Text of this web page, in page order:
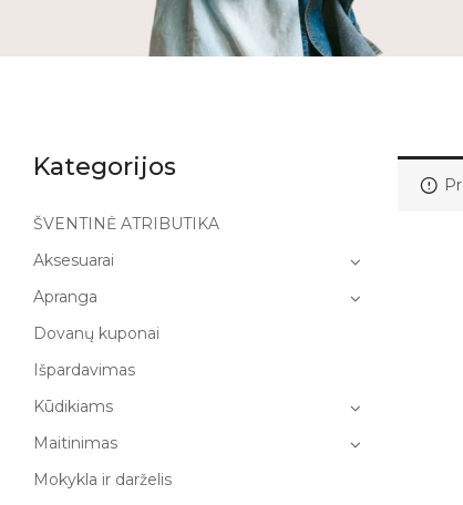
Kategorijos
ŠVENTINĖ ATRIBUTIKA
Aksesuarai
Apranga
Dovanų kuponai
Išpardavimas
Kūdikiams
Maitinimas
Mokykla ir darželis